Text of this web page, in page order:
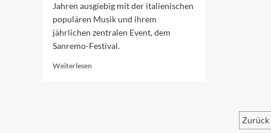
Jahren ausgiebig mit der italienischen
populären Musik und ihrem
jährlichen zentralen Event, dem
Sanremo-Festival.
Weiterlesen
Zurück